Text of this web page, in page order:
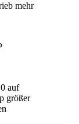
mehr
auf
größer